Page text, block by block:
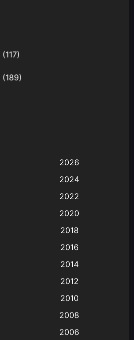
(117)
(189)
2026
2024
2022
2020
2018
2016
2014
2012
2010
2008
2006